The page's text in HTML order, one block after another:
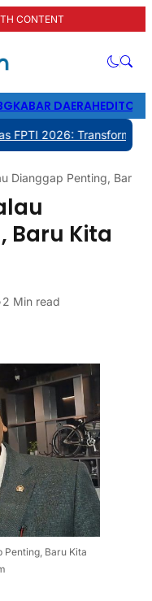
CONTENT
KABAR DAERAH
Transformasi
Dianggap Penting, Baru
Baru Kita
2 Min read
Penting, Baru Kita